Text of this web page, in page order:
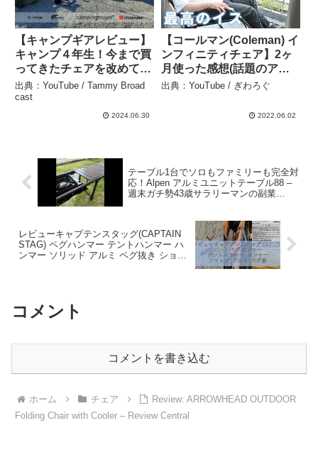
【キャンプギアレビュー】
キャンプ４年生！今まで買
ってきたチェアを改めてギ
アレビュー！ – Tammy
Broad cast
出典：YouTube / Tammy Broad
cast
2024.06.30
【コールマン(Coleman) イ
ンフィニティチェア】2ヶ
月使った感想(話題のアウ
トドアチェアレビュー) –
出典：YouTube / ぎわろぐ
2022.06.02
テーブル1台でソロもファミリーも完全対
応！Alpen アルミユニットテーブル88 –
週末ガチ勢43歳サラリーマンの副業
レビューキャプテンスタッグ(CAPTAIN
STAG) ペグハンマー テントハンマー ハ
ンマー ソリッド アルミ ペグ抜き ショー
コメント
コメントを書き込む
ホーム チェア
Review: ARROWHEAD OUTDOOR
Folding Chair with Cooler – Review Central